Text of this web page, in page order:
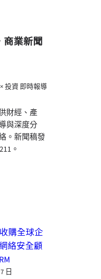
商業新聞
投資 即時報導
財經、產
與深度分
。新聞稿發
。
購全球企
絡安全顧
日